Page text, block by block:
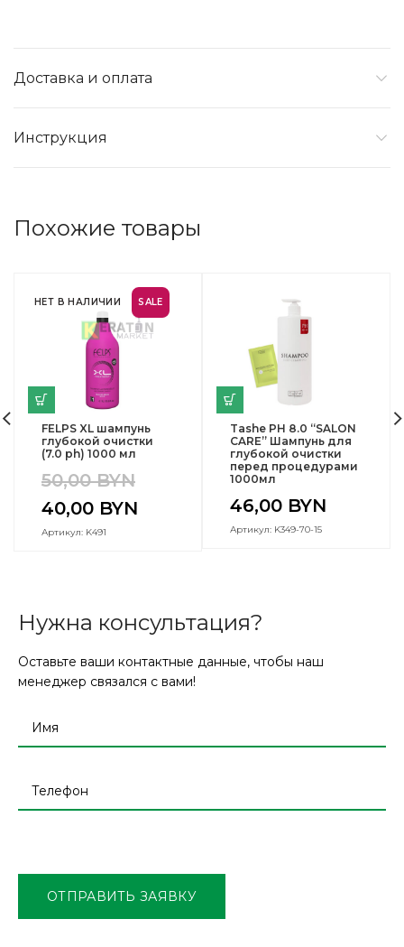
Доставка и оплата
Инструкция
Похожие товары
SALE
НЕТ В НАЛИЧИИ
FELPS XL шампунь
глубокой очистки
(7.0 ph) 1000 мл
50,00BYN
40,00 BYN
Артикул: K491
Tashe PH 8.0 “SALON
CARE” Шампунь для
глубокой очистки
перед процедурами
1000мл
46,00 BYN
Артикул: K349-70-15
Нужна консультация?
Оставьте ваши контактные данные, чтобы наш
менеджер связался с вами!
поле
пустым.
ОТПРАВИТЬ ЗАЯВКУ